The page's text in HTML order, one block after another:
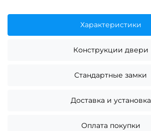
Характеристики
Конструкции двери
Стандартные замки
Доставка и установка
Оплата покупки